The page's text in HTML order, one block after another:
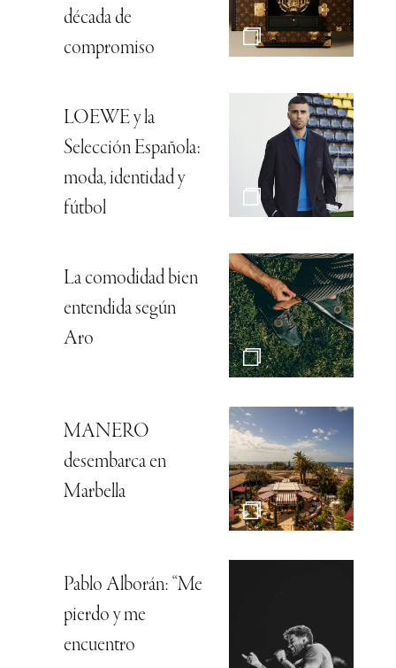
década de
compromiso
LOEWE y la
Selección Española:
moda, identidad y
fútbol
La comodidad bien
entendida según
Aro
MANERO
desembarca en
Marbella
Pablo Alborán: “Me
pierdo y me
encuentro